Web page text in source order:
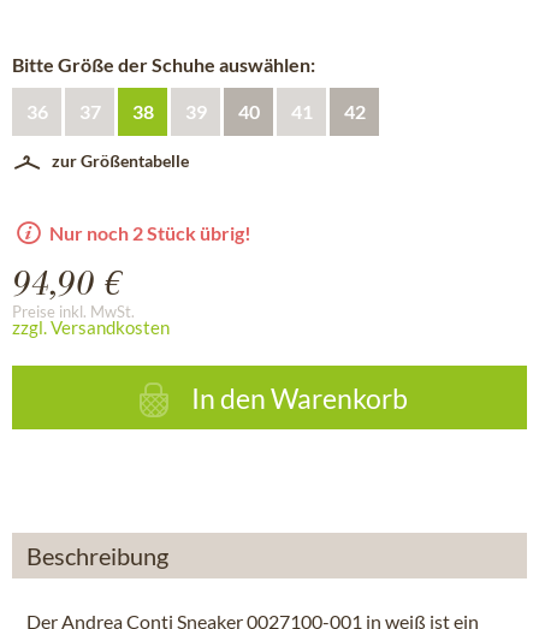
Bitte Größe der Schuhe auswählen:
36 37 38 39 40 41 42
zur Größentabelle
Nur noch 2 Stück übrig!
94,90 €
Preise inkl. MwSt.
zzgl. Versandkosten
In denWarenkorb
Beschreibung
Der Andrea Conti Sneaker 0027100-001 in weiß ist ein